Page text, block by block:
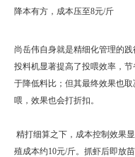
降本有方，成本压至8元/斤
尚岳伟自身就是精细化管理的
投料机显著提高了投喂效率，
于降低料比；但其最终效果也
喂，效果也会打折扣。
精打细算之下，成本控制效果
殖成本约10元/斤。抓虾后即放